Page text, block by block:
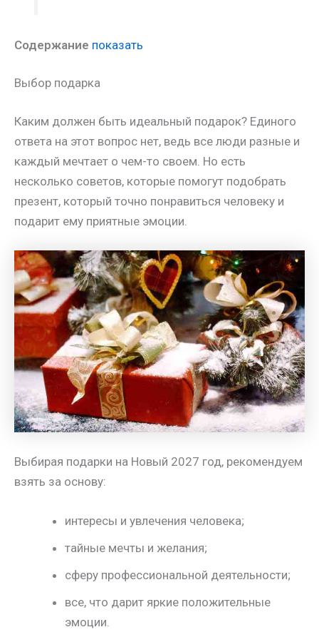
Содержание показать
Выбор подарка
Каким должен быть идеальный подарок? Единого
ответа на этот вопрос нет, ведь все люди разные и
каждый мечтает о чем-то своем. Но есть
несколько советов, которые помогут подобрать
презент, который точно понравиться человеку и
подарит ему приятные эмоции.
Выбирая подарки на Новый 2027 год, рекомендуем
взять за основу:
интересы и увлечения человека;
тайные мечты и желания;
сферу профессиональной деятельности;
все, что дарит яркие положительные
эмоции.